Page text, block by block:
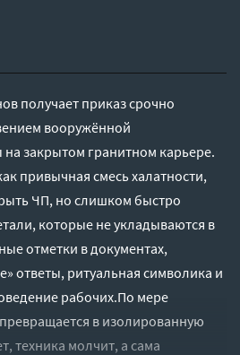
получает приказ срочно
вооружённой
закрытом гранитном карьере.
привычная смесь халатности,
ЧП, но слишком быстро
которые не укладываются в
отметки в документах,
ответы, ритуальная символика и
рабочих.По мере
в изолированную
техника молчит, а сама